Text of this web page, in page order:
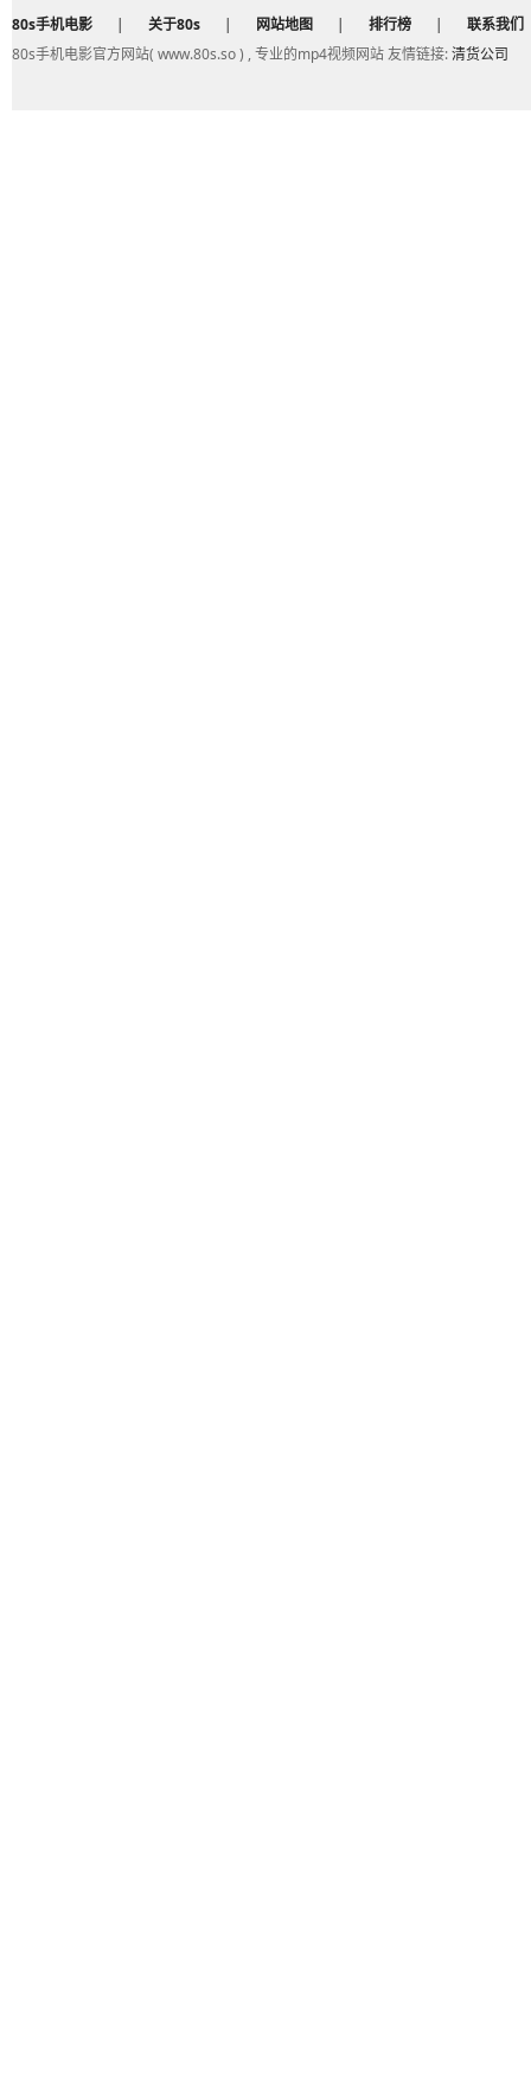
80s手机电影 | 关于80s | 网站地图 | 排行榜 |
联系我们
80s手机电影官方网站( www.80s.so ) , 专业的mp4视频网站 友情链接:清货公司